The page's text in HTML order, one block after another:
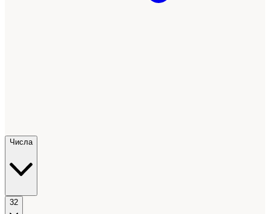
Числа
32